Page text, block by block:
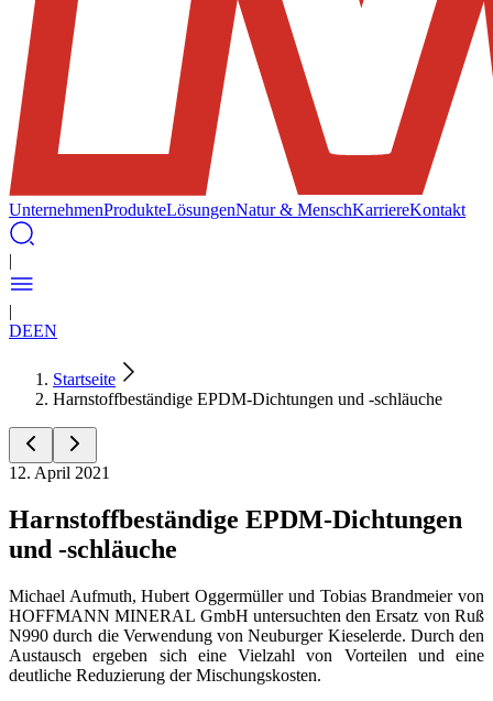
UnternehmenProdukteLösungenNatur & MenschKarriereKontakt
|
|
DEEN
Startseite
Harnstoffbeständige EPDM-Dichtungen und -schläuche
12. April 2021
Harnstoffbeständige EPDM-Dichtungen
und -schläuche
Michael Aufmuth, Hubert Oggermüller und Tobias Brandmeier von
HOFFMANN MINERAL GmbH untersuchten den Ersatz von Ruß
N990 durch die Verwendung von Neuburger Kieselerde. Durch den
Austausch ergeben sich eine Vielzahl von Vorteilen und eine
deutliche Reduzierung der Mischungskosten.